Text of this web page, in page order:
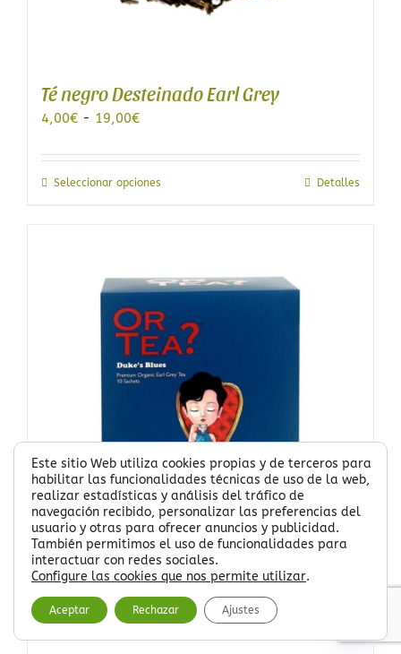
Té negro Desteinado Earl Grey
4,00€ - 19,00€Rango
precios:
desde
Seleccionar opcionesEste
Las
se
pueden
elegir
en
página
de
producto
Detalles
Té negro Earl Grey
5,75€
Este sitio Web utiliza cookies propias y de terceros para
habilitar las funcionalidades técnicas de uso de la web,
realizar estadísticas y análisis del tráfico de
navegación recibido, personalizar las preferencias del
usuario y otras para ofrecer anuncios y publicidad.
También permitimos el uso de funcionalidades para
interactuar con redes sociales.
Configure las cookies que nos permite utilizar.
Aceptar Rechazar AjustesContacta
Open